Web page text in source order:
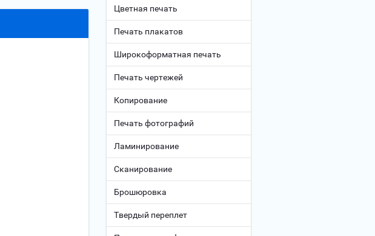
Цветная печать
Печать плакатов
Широкоформатная печать
Печать чертежей
Копирование
Печать фотографий
Ламинирование
Сканирование
Брошюровка
Твердый переплет